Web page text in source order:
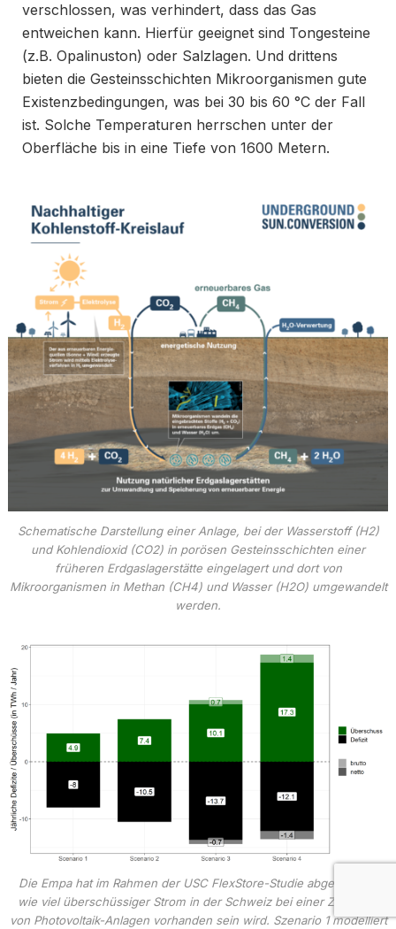
verschlossen, was verhindert, dass das Gas
entweichen kann. Hierfür geeignet sind Tongesteine
(z.B. Opalinuston) oder Salzlagen. Und drittens
bieten die Gesteinsschichten Mikroorganismen gute
Existenzbedingungen, was bei 30 bis 60 °C der Fall
ist. Solche Temperaturen herrschen unter der
Oberfläche bis in eine Tiefe von 1600 Metern.
Schematische Darstellung einer Anlage, bei der Wasserstoff (H2)
und Kohlendioxid (CO2) in porösen Gesteinsschichten einer
früheren Erdgaslagerstätte eingelagert und dort von
Mikroorganismen in Methan (CH4) und Wasser (H2O) umgewandelt
werden.
Die Empa hat im Rahmen der USC FlexStore-Studie abgeschätzt,
wie viel überschüssiger Strom in der Schweiz bei einer Zunahme
von Photovoltaik-Anlagen vorhanden sein wird. Szenario 1 modelliert